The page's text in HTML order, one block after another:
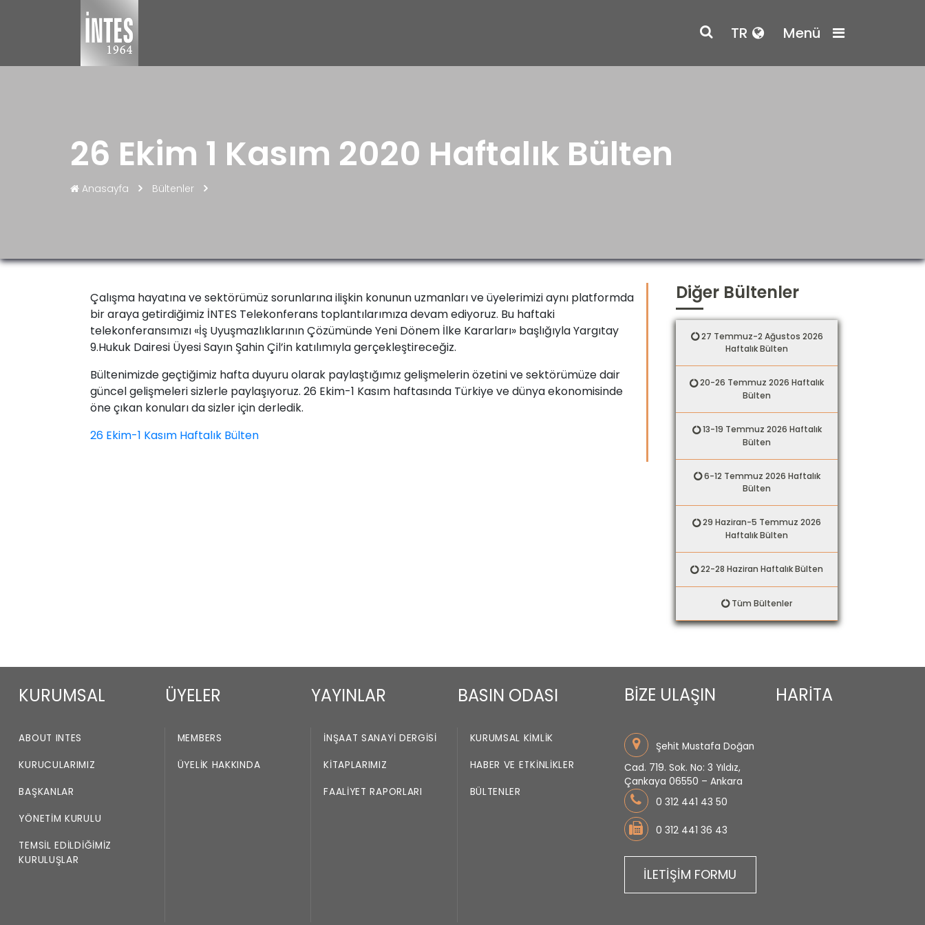
TR Menü
26 Ekim 1 Kasım 2020 Haftalık Bülten
Anasayfa Bültenler
Çalışma hayatına ve sektörümüz sorunlarına ilişkin konunun uzmanları ve üyelerimizi aynı platformda
bir araya getirdiğimiz İNTES Telekonferans toplantılarımıza devam ediyoruz. Bu haftaki
telekonferansımızı «İş Uyuşmazlıklarının Çözümünde Yeni Dönem İlke Kararları» başlığıyla Yargıtay
9.Hukuk Dairesi Üyesi Sayın Şahin Çil’in katılımıyla gerçekleştireceğiz.
Bültenimizde geçtiğimiz hafta duyuru olarak paylaştığımız gelişmelerin özetini ve sektörümüze dair
güncel gelişmeleri sizlerle paylaşıyoruz. 26 Ekim-1 Kasım haftasında Türkiye ve dünya ekonomisinde
öne çıkan konuları da sizler için derledik.
26 Ekim-1 Kasım Haftalık Bülten
Diğer Bültenler
27 Temmuz-2 Ağustos 2026
Haftalık Bülten
20-26 Temmuz 2026 Haftalık
Bülten
13-19 Temmuz 2026 Haftalık
Bülten
6-12 Temmuz 2026 Haftalık
Bülten
29 Haziran-5 Temmuz 2026
Haftalık Bülten
22-28 Haziran Haftalık Bülten
Tüm Bültenler
KURUMSAL
ABOUT INTES
KURUCULARIMIZ
BAŞKANLAR
YÖNETIM KURULU
TEMSIL EDILDIĞIMIZ
KURULUŞLAR
ÜYELER
MEMBERS
ÜYELIK HAKKINDA
YAYINLAR
İNŞAAT SANAYI DERGISI
KITAPLARIMIZ
FAALIYET RAPORLARI
BASIN ODASI
KURUMSAL KIMLIK
HABER VE ETKINLIKLER
BÜLTENLER
BİZE ULAŞIN
Şehit Mustafa Doğan
Cad. 719. Sok. No: 3 Yıldız,
Çankaya 06550 – Ankara
0 312 441 43 50
0 312 441 36 43
İLETİŞİM FORMU
HARİTA